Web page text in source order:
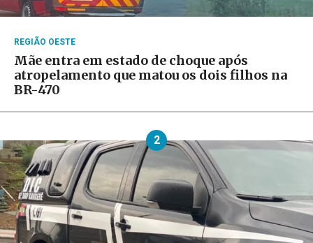
REGIÃO OESTE
Mãe entra em estado de choque após
atropelamento que matou os dois filhos na
BR-470
2